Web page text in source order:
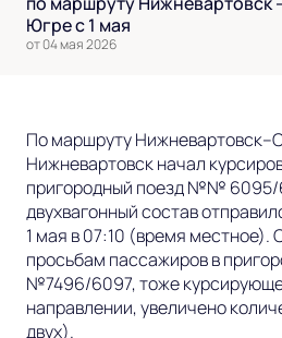
Югре с 1 мая
от 04 мая 2026
По маршруту
Нижневартовск начал
пригородный поезд №№ 6095/
двухвагонный состав
1 мая в 07:10 (время местное).
просьбам пассажиров в
№7496/6097, тоже
направлении, увеличено
двух).